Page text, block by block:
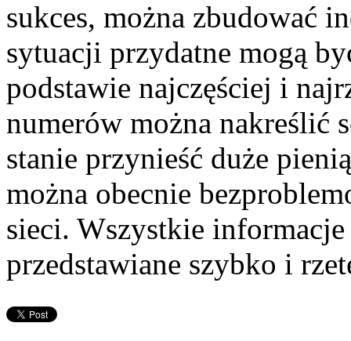
sukces, można zbudować
sytuacji przydatne mogą
podstawie najczęściej i
numerów można nakreślić
stanie przynieść duże
można obecnie
sieci. Wszystkie
przedstawiane szybko i